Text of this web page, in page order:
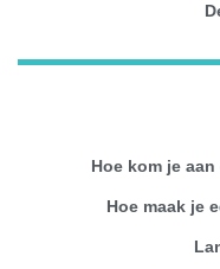
Hoe kom je
Hoe maak je